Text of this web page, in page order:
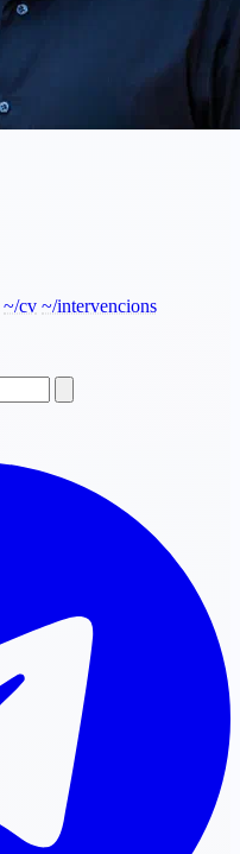
~/cv ~/intervencions